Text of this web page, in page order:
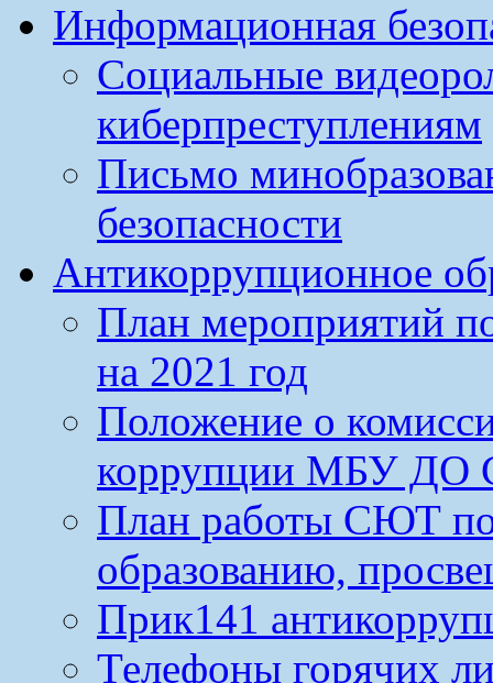
Информационная
Социальные
киберпреступлениям
Письмо
безопасности
Антикоррупционное
План мероприятий
на 2021 год
Положение о
коррупции МБУ ДО
План работы СЮТ
образованию,
Прик141
Телефоны горячих